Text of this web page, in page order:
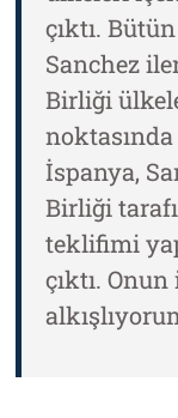
çıktı.
Sanchez
Birliği
noktasında
İspanya,
Birliği
teklifimi
çıktı.